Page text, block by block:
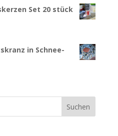
Set 20 stück
in Schnee-
Suchen